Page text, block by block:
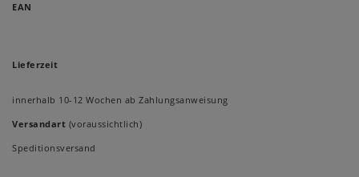
EAN
Lieferzeit
innerhalb 10-12 Wochen ab Zahlungsanweisung
Versandart (voraussichtlich)
Speditionsversand